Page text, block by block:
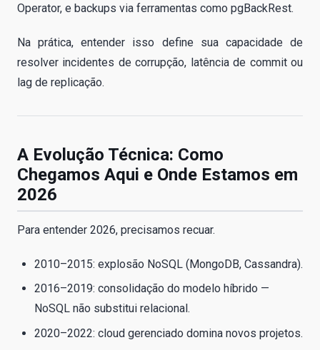
Operator, e backups via ferramentas como pgBackRest.
Na prática, entender isso define sua capacidade de
resolver incidentes de corrupção, latência de commit ou
lag de replicação.
A Evolução Técnica: Como
Chegamos Aqui e Onde Estamos em
2026
Para entender 2026, precisamos recuar.
2010–2015: explosão NoSQL (MongoDB, Cassandra).
2016–2019: consolidação do modelo híbrido —
NoSQL não substitui relacional.
2020–2022: cloud gerenciado domina novos projetos.